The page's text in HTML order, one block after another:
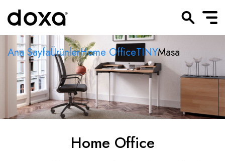
Ana SayfaÜrünlerHome OfficeTINYMasa
Home Office